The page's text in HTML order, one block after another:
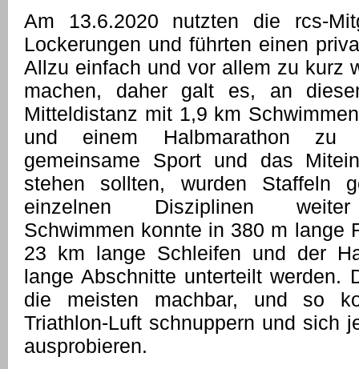
Am 13.6.2020 nutzten die rcs-
Lockerungen und führten einen
Allzu einfach und vor allem zu kurz
machen, daher galt es, an
Mitteldistanz mit 1,9 km
und einem Halbmarathon zu
gemeinsame Sport und das
stehen sollten, wurden Staffeln
einzelnen Disziplinen weiter
Schwimmen konnte in 380 m lange
23 km lange Schleifen und der
lange Abschnitte unterteilt werden.
die meisten machbar, und so
Triathlon-Luft schnuppern und sich
ausprobieren.